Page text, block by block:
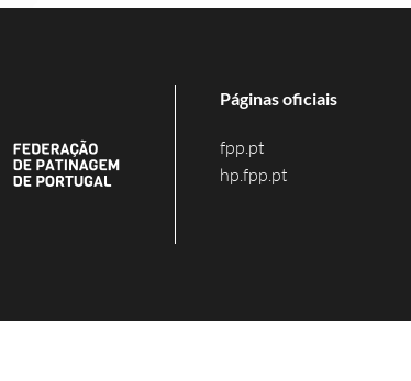
Páginas oficiais
fpp.pt
hp.fpp.pt